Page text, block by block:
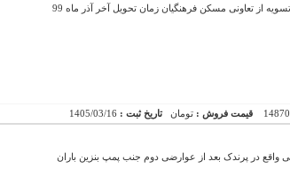
از تعاونی مسکن فرهنگیان زمان تحویل آخر آذر ماه 99
قیمت فروش : تومانتاریخ ثبت : 1405/03/16
واقع در پرندک بعد از عوارضی دوم جنب پمپ بنزین باران